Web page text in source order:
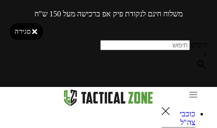
משלוח חינם לנקודת פיק אפ ברכישה מעל 150 ש"ח
סגירה
כוכבי
צה"ל